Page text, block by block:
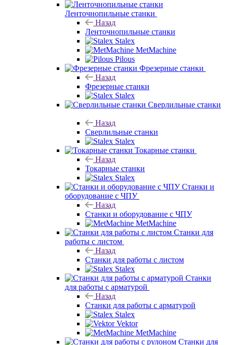
Ленточнопильные станки
Назад
Ленточнопильные станки
Stalex
MetMachine
Pilous
Фрезерные станки
Назад
Фрезерные станки
Stalex
Сверлильные станки
Назад
Сверлильные станки
Stalex
Токарные станки
Назад
Токарные станки
Stalex
Станки и
оборудование с ЧПУ
Назад
Станки и оборудование с ЧПУ
MetMachine
Станки для
работы с листом
Назад
Станки для работы с листом
Stalex
Станки
для работы с арматурой
Назад
Станки для работы с арматурой
Stalex
Vektor
MetMachine
Станки для